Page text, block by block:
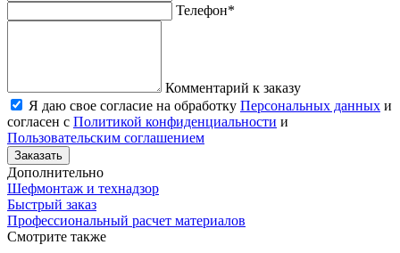
Телефон*
Комментарий к заказу
Я даю свое согласие на обработку Персональных данных и
согласен с Политикой конфиденциальности и
Пользовательским соглашением
Заказать
Дополнительно
Шефмонтаж и технадзор
Быстрый заказ
Профессиональный расчет материалов
Смотрите также